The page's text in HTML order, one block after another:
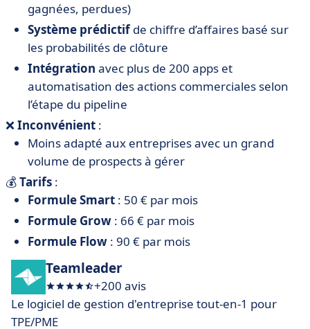
gagnées, perdues)
Système prédictifde chiffre d’affaires basé sur
les probabilités de clôture
Intégration avec plus de 200 apps et
automatisation des actions commerciales selon
l’étape du pipeline
❌Inconvénient :
Moins adapté aux entreprises avec un grand
volume de prospects à gérer
💰Tarifs :
Formule Smart : 50 € par mois
Formule Grow : 66 € par mois
Formule Flow : 90 € par mois
Teamleader
+200 avis
Le logiciel de gestion d'entreprise tout-en-1 pour
TPE/PME